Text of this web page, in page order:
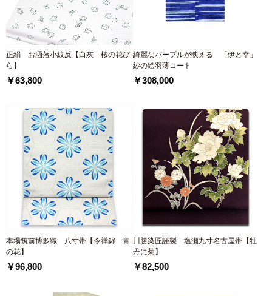
正絹 お洒落小紋反【白灰 桜の花び
ら】
￥63,800
綺麗なパープルが映える 「伊と幸」
紗の絵羽薄コート
￥308,000
本場筑前博多織 八寸帯【令祥錦 青
の花】
￥96,800
川勝染匠謹製 塩瀬九寸名古屋帯【牡
丹に菊】
￥82,500